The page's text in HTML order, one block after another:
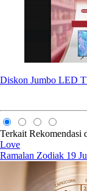
Diskon Jumbo LED
Terkait Rekomendasi
Love
Ramalan Zodiak 19